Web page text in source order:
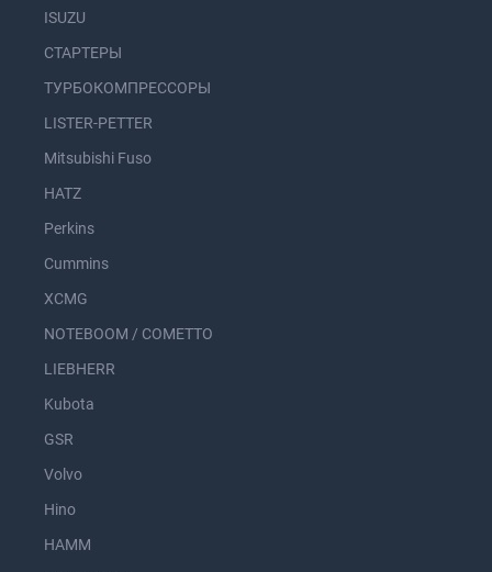
ISUZU
СТАРТЕРЫ
ТУРБОКОМПРЕССОРЫ
LISTER-PETTER
Mitsubishi Fuso
HATZ
Perkins
Cummins
XCMG
NOTEBOOM / COMETTO
LIEBHERR
Kubota
GSR
Volvo
Hino
HAMM